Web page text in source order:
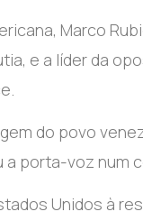
Marco
e a líder da
do povo
a porta-voz num
Unidos à